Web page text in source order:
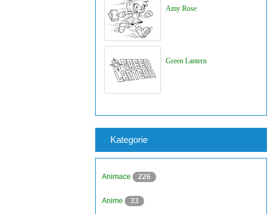
Amy Rose
Green Lantern
Kategorie
Animace 226
Anime 33